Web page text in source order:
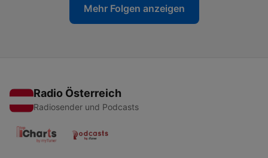
Mehr Folgen anzeigen
Radio Österreich
Radiosender und Podcasts